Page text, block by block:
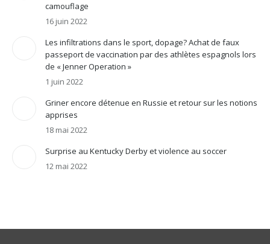
camouflage
16 juin 2022
Les infiltrations dans le sport, dopage? Achat de faux
passeport de vaccination par des athlètes espagnols lors
de « Jenner Operation »
1 juin 2022
Griner encore détenue en Russie et retour sur les notions
apprises
18 mai 2022
Surprise au Kentucky Derby et violence au soccer
12 mai 2022